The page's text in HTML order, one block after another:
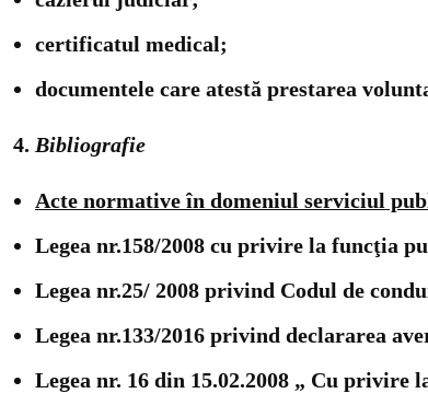
certificatul medical;
documentele care atestă prestarea
Bibliografie
Acte normative în domeniul serviciul
Legea nr.158/2008 cu privire la funcţia
Legea nr.25/ 2008 privind Codul de
Legea nr.133/2016 privind declararea
Legea nr. 16 din 15.02.2008 „ Cu privire